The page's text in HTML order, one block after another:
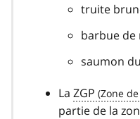
truite
barbue de
saumon
La ZGP
partie de la